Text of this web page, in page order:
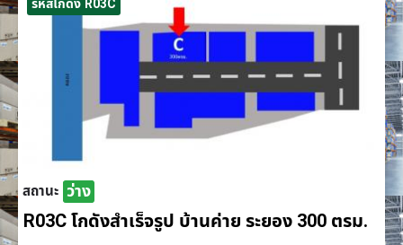
สถานะ ว่าง
R03C โกดังสำเร็จรูป บ้านค่าย ระยอง 300 ตรม.